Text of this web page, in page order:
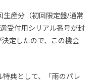
生産分（初回限定盤/通常
受付用シリアル番号が封
定したので、この機会
典として、「雨のパレ